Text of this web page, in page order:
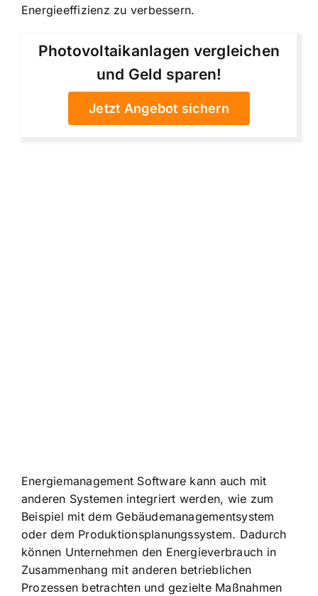
Energieeffizienz zu verbessern.
Photovoltaikanlagen vergleichen
und Geld sparen!
Jetzt Angebot sichern
Energiemanagement Software kann auch mit
anderen Systemen integriert werden, wie zum
Beispiel mit dem Gebäudemanagementsystem
oder dem Produktionsplanungssystem. Dadurch
können Unternehmen den Energieverbrauch in
Zusammenhang mit anderen betrieblichen
Prozessen betrachten und gezielte Maßnahmen